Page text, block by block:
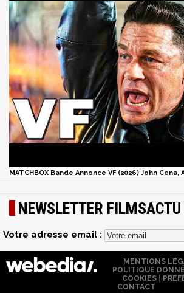
MATCHBOX Bande Annonce VF (2026) John Cena,
NEWSLETTER FILMSACTU
Votre adresse email :
MENTIONS
POLITIQUE
COOKIES
CONTACT